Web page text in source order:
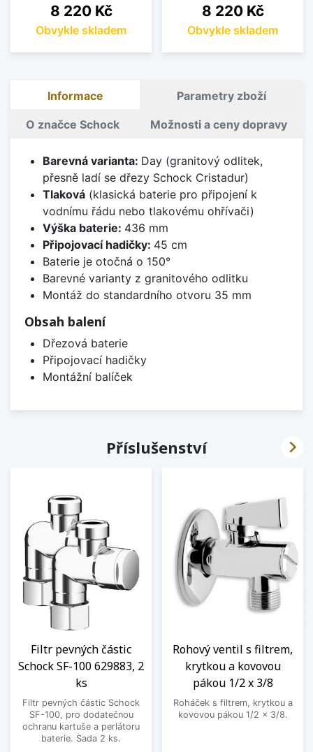
Cena
8 220 Kč
Obvykle skladem
Cena
8 220 Kč
Obvykle skladem
Informace Parametry zboží
O značce Schock Možnosti a ceny dopravy
Barevná varianta: Day (granitový odlitek,
přesně ladí se dřezy Schock Cristadur)
Tlaková(klasická baterie pro připojení k
vodnímu řádu nebo tlakovému ohřívači)
Výška baterie: 436 mm
Připojovací hadičky: 45 cm
Baterie je otočná o 150°
Barevné varianty z granitového odlitku
Montáž do standardního otvoru 35 mm
Obsah balení
Dřezová baterie
Připojovací hadičky
Montážní balíček
Příslušenství
Filtr pevných částic
Schock SF-100 629883, 2
ks
Filtr pevných částic Schock
SF-100, pro dodatečnou
ochranu kartuše a perlátoru
baterie. Sada 2 ks.
Rohový ventil s filtrem,
krytkou a kovovou
pákou 1/2 x 3/8
Roháček s filtrem, krytkou a
kovovou pákou 1/2 x 3/8.
